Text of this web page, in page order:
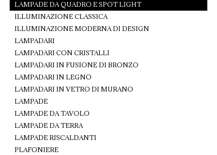
LAMPADE DA QUADRO E SPOT LIGHT
ILLUMINAZIONE CLASSICA
ILLUMINAZIONE MODERNA DI DESIGN
LAMPADARI
LAMPADARI CON CRISTALLI
LAMPADARI IN FUSIONE DI BRONZO
LAMPADARI IN LEGNO
LAMPADARI IN VETRO DI MURANO
LAMPADE
LAMPADE DA TAVOLO
LAMPADE DA TERRA
LAMPADE RISCALDANTI
PLAFONIERE